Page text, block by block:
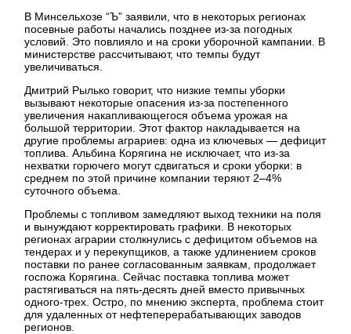
В Минсельхозе “Ъ” заявили, что в некоторых регионах
посевные работы начались позднее из-за погодных
условий. Это повлияло и на сроки уборочной кампании. В
министерстве рассчитывают, что темпы будут
увеличиваться.
Дмитрий Рылько говорит, что низкие темпы уборки
вызывают некоторые опасения из-за постепенного
увеличения накапливающегося объема урожая на
большой территории. Этот фактор накладывается на
другие проблемы аграриев: одна из ключевых — дефицит
топлива. Альбина Корягина не исключает, что из-за
нехватки горючего могут сдвигаться и сроки уборки: в
среднем по этой причине компании теряют 2–4%
суточного объема.
Проблемы с топливом замедляют выход техники на поля
и вынуждают корректировать графики. В некоторых
регионах аграрии столкнулись с дефицитом объемов на
тендерах и у перекупщиков, а также удлинением сроков
поставки по ранее согласованным заявкам, продолжает
госпожа Корягина. Сейчас поставка топлива может
растягиваться на пять-десять дней вместо привычных
одного-трех. Остро, по мнению эксперта, проблема стоит
для удаленных от нефтеперерабатывающих заводов
регионов.